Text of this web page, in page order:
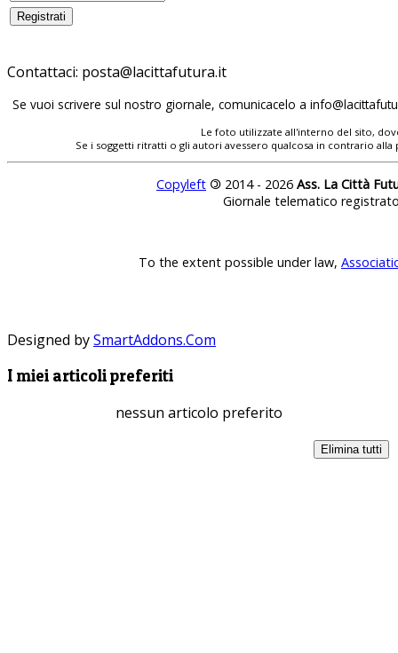
Contattaci:
Se vuoi scrivere sul nostro giornale, comunicacelo a
Le foto utilizzate all'interno del sito,
Se i soggetti ritratti o gli autori avessero qualcosa in contrario
Copyleft © 2014 - 2026 Ass. La Città
Giornale telematico
To the extent possible under law,
Designed bySmartAddons.Com
I miei articoli preferiti
nessun articolo preferito